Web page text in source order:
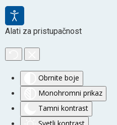
Alati za pristupačnost
Obrnite boje
Monohromni prikaz
Tamni kontrast